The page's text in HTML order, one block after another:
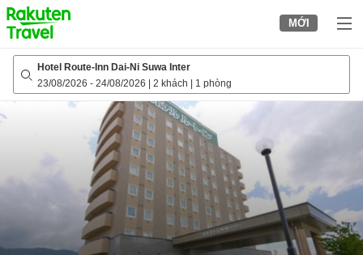
to
top
page
MỚI
Hotel Route-Inn Dai-Ni Suwa Inter
23/08/2026 - 24/08/2026 2 khách 1 phòng